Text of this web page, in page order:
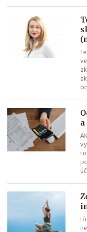
Novela zákona o
Reklamácia letného
Zmeny v